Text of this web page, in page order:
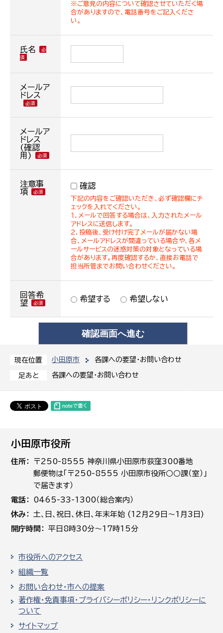
現在位置 小田原市 各課への要望・お問い合わせ
足あと 各課への要望・お問い合わせ
※ご意見の内容について確認させていただく場
合がありますので、電話番号をご記入くださ
い。
氏名
メールア
ドレス
メールア
ドレス
(確認
用)
注意事
項
確認
下記の内容をご確認いただき、必ず確認欄にチ
ェックを入れてください。
１．メールで回答する場合は、入力されたメール
アドレスに送信します。
２．投稿後、受け付け完了メールが届かない場
合、メールアドレスが間違っている場合や、各メ
ールサービスの迷惑対策の対象となっている場
合があります。再度確認するか、直接お電話で
担当所管までお問い合わせください。
回答希
望
希望する 希望しない
小田原市役所
住所
〒250-8555 神奈川県小田原市荻窪300番地
郵便物は「〒250-8555 小田原市役所○○課（室）」
で届きます）
電話
0465-33-1300（総合案内）
休み
土､日､祝日、休日、年末年始 (12月29日～1月3日)
開庁時間
平日8時30分～17時15分
市役所へのアクセス
組織一覧
お問い合わせ・市への提案
著作権・免責事項・プライバシーポリシー・リンクポリシーに
ついて
サイトマップ